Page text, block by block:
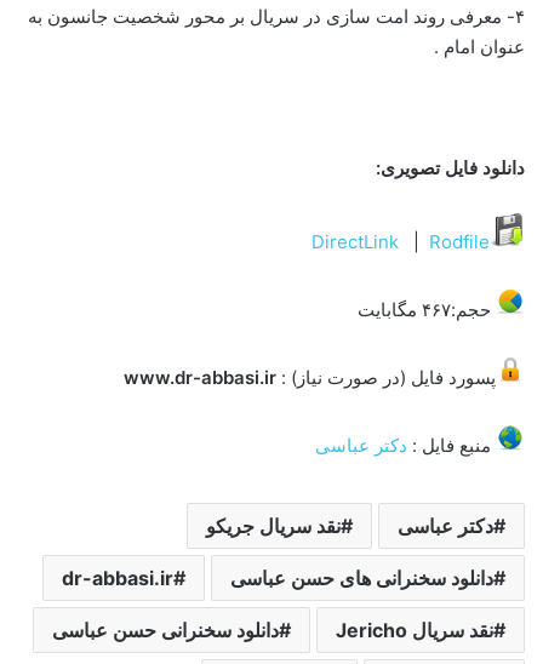
۴- معرفی روند امت سازی در سریال بر محور شخصیت جانسون به
عنوان امام .
دانلود فایل تصویری:
DirectLink Rodfile
حجم:۴۶۷ مگابایت
پسورد فایل (در صورت نیاز) :
منبع فایل : دکتر عباسی
دکتر عباسی نقد سریال جریکو
دانلود سخنرانی های حسن عباسی dr-abbasi.ir
نقد سریال Jericho دانلود سخنرانی حسن عباسی